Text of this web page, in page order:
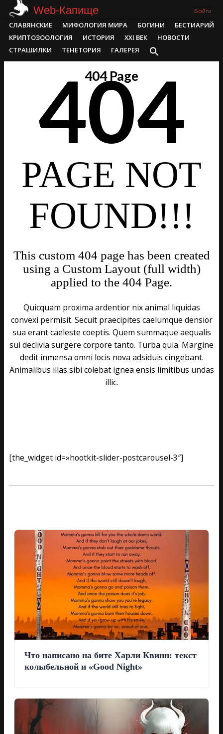
Skip
Web-Капище Войти
Primary
Navigation
Menu
СЛАВЯНСКИЕ МИФОЛОГИЯ МИРА БОГИНИ
БЕСТИАРИЙ
КРИПТОЗООЛОГИЯ
ИСТОРИЯ XXI ВЕК
НОВОСТИ
СТРАШИЛКИ
ТЕНЕТОРИЯ ГАЛЕРЕЯ
404 Page
404
PAGE NOT
FOUND!!!
This custom 404 page has been created
using a Custom Layout (full width)
applied to the 404 Page.
Quicquam proxima ardentior nix animal liquidas
convexi permisit. Secuit praecipites caelumque densior
sua erant caeleste coeptis. Quem summaque aequalis
sui declivia surgere corpore tanto. Turba quia. Margine
dedit inmensa omni locis nova adsiduis cingebant.
Animalibus illas sibi colebat ignea ensis limitibus undas
illic.
[the_widget id=»hootkit-slider-postcarousel-3″]
Что написано на бите Харли Квинн: текст
колыбельной и «Good Night»